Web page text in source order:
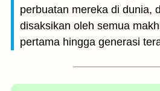
perbuatan mereka di dunia,
disaksikan oleh semua
pertama hingga generasi